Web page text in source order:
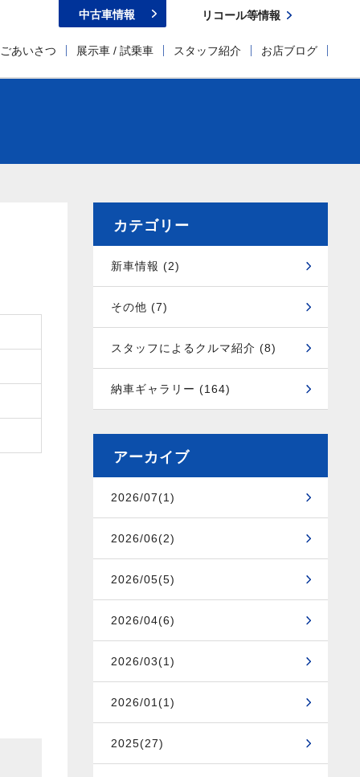
あいさつ 展示車 / 試乗車 スタッフ紹介 お店ブログ
中古車情報 リコール等情報
カテゴリー
新車情報 (2)
その他 (7)
スタッフによるクルマ紹介 (8)
納車ギャラリー (164)
アーカイブ
2026/07(1)
2026/06(2)
2026/05(5)
2026/04(6)
2026/03(1)
2026/01(1)
2025(27)